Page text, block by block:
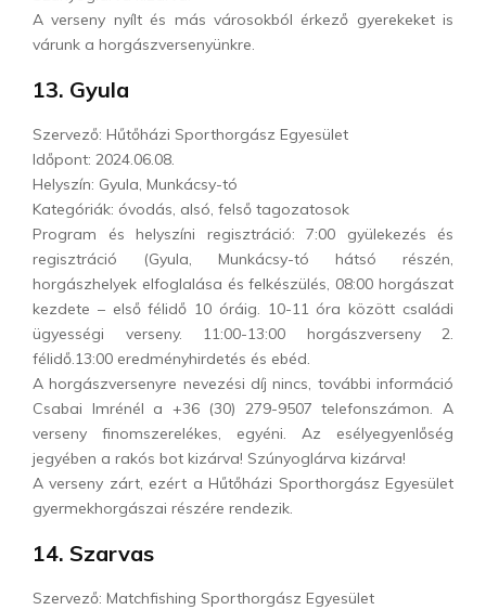
A verseny nyílt és más városokból érkező gyerekeket is
várunk a horgászversenyünkre.
13. Gyula
Szervező: Hűtőházi Sporthorgász Egyesület
Időpont: 2024.06.08.
Helyszín: Gyula, Munkácsy-tó
Kategóriák: óvodás, alsó, felső tagozatosok
Program és helyszíni regisztráció: 7:00 gyülekezés és
regisztráció (Gyula, Munkácsy-tó hátsó részén,
horgászhelyek elfoglalása és felkészülés, 08:00 horgászat
kezdete – első félidő 10 óráig. 10-11 óra között családi
ügyességi verseny. 11:00-13:00 horgászverseny 2.
félidő.13:00 eredményhirdetés és ebéd.
A horgászversenyre nevezési díj nincs, további információ
Csabai Imrénél a +36 (30) 279-9507 telefonszámon. A
verseny finomszerelékes, egyéni. Az esélyegyenlőség
jegyében a rakós bot kizárva! Szúnyoglárva kizárva!
A verseny zárt, ezért a Hűtőházi Sporthorgász Egyesület
gyermekhorgászai részére rendezik.
14. Szarvas
Szervező: Matchfishing Sporthorgász Egyesület